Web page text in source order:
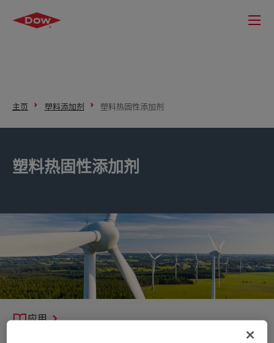
主页 塑料添加剂 塑料热固性添加剂
塑料热固性添加剂
应用